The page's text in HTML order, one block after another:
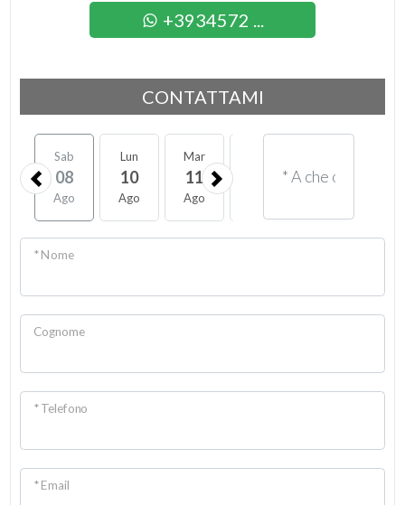
+3934572 ...
CONTATTAMI
Sab
08
Ago
Lun
10
Ago
Mar
11
Ago
13
* Nome
Cognome
* Telefono
* Email